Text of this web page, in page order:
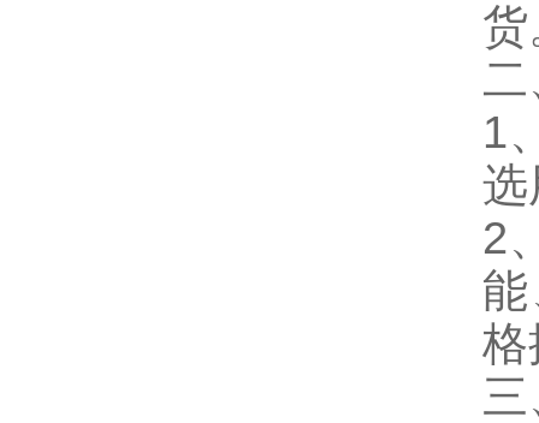
货
1
选
2
格